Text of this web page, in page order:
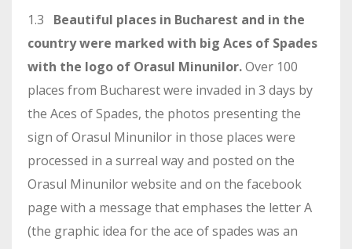
1.3 Beautiful places in Bucharest and in the
country were marked with big Aces of Spades
with the logo of Orasul Minunilor.Over 100
places from Bucharest were invaded in 3 days by
the Aces of Spades, the photos presenting the
sign of Orasul Minunilor in those places were
processed in a surreal way and posted on the
Orasul Minunilor website and on the facebook
page with a message that emphases the letter A
(the graphic idea for the ace of spades was an